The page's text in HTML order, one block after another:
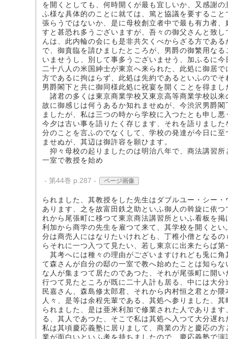
を開くとしても、何時開くが最も宜しいか、又感謝
ふ様な具体的のことに就ては、篤と協議を要するこ
張らうではないか、是に母校創立者中で最も有力者
すと甚恐れ多うございますが、吾々の御父さんと致
んは、此内輪の会にも是非共欠くべからざる方であ
で、御賁臨を請ひましたところが、男爵の御繁用な
いませうし、別して事多うございませう、加ふるに
二十八人の米国紳士が東京へ来られた、此処に御居
方であるに拘はらず、此処は先約であるといふので
男爵閣下と共に御同様此処に祝宴を開くことを得ま
諸君の多くは東京商業学校又東京高等商業学校以
故に御感じは何うあるか知れませぬが、今渋沢男爵
ましたが、私は三つの時から学校に入つたとも申し
今夕は古い事を語りたく存じます、それを語りまし
分のことを言ふのでなくして、学校の発達が今日に
ませぬが、其辺は御許容を願ひます。
抑々母校の起りましたのは明治八年で、商法講習
一室で教授を始め
- 第44巻 p.287 - ページ画像
られました、其教授をした先生はダブルユー・シー
あります、之を故富田鉄之助といふ御人の斡旋に依
れから尾張町に移つて東京商法講習所といふ看板を
利加から商学の先生を雇つて来て、其学校を開くと
分は商売人にはなりたいけれども、丁稚小僧となる
らそれに一つ入つて見たい、若し東京に出来たらば
其考へには種々の理由がございますけれども兎に
て森さんが自分の邸の一室で教へ始めたことは知ら
な人が集まつて居たのであつた、それが尾張町に開
行つて見たところが既に二十人計も居る、中には大
民嘉さん、森島修太郎君、それから内村恒之君とか
人々、是等は余程先輩である、其処へ参りました、
られました、是は亜米利加で修業された人でありま
る、其人であつた、そこで私は其処へ入つて大分遅
私は其頃慶応義塾に居りまして、商業の方と慶応の
業が面白いといふ考を持ちましたので、慶応義塾で